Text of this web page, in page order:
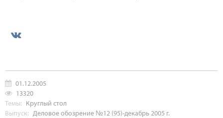
01.12.2005
13320
Темы: Круглый стол
Выпуск: Деловое обозрение №12 (95)-декабрь 2005 г.